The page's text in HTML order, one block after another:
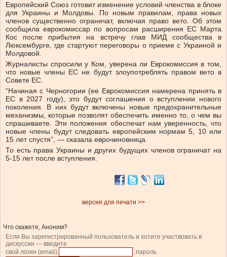
Европейский Союз готовит изменение условий членства в блоке
для Украины и Молдовы. По новым правилам, права новых
членов существенно ограничат, включая право вето. Об этом
сообщила еврокомиссар по вопросам расширения ЕС Марта
Кос после прибытия на встречу глав МИД сообщества в
Люксембурге, где стартуют переговоры о приеме с Украиной и
Молдовой.
Журналисты спросили у Ком, уверена ли Еврокомиссия в том,
что новые члены ЕС не будут злоупотреблять правом вето в
Совете ЕС.
“Начиная с Черногории (ее Еврокомиссия намерена принять в
ЕС в 2027 году), это будут соглашения о вступлении нового
поколения. В них будут включены новые предохранительные
механизмы, которые позволят обеспечить именно то, о чем вы
спрашиваете. Эти положения обеспечат нам уверенность, что
новые члены будут следовать европейским нормам 5, 10 или
15 лет спустя”, — сказала еврочиновница.
То есть права Украины и других будущих членов ограничат на
5-15 лет после вступления.
версия для печати >>
Что скажете, Аноним?
Если Вы зарегистрированный пользователь и хотите участвовать в
дискуссии — введите
свой логин (email)
, пароль